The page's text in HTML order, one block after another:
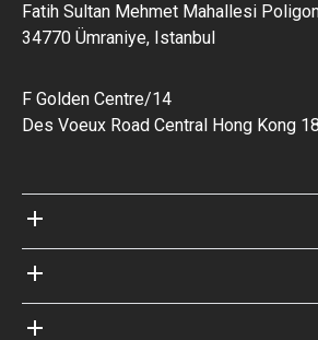
Fatih Sultan Mehmet Mahallesi
34770 Ümraniye, Istanbul
مستشفيات
مدونة
عن Bookimed